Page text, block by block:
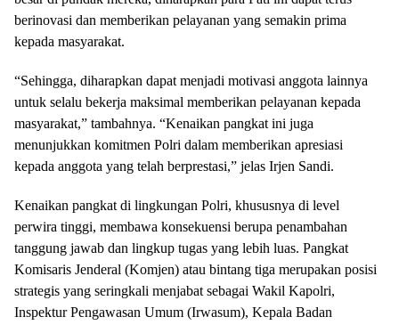
berinovasi dan memberikan pelayanan yang semakin prima
kepada masyarakat.
“Sehingga, diharapkan dapat menjadi motivasi anggota lainnya
untuk selalu bekerja maksimal memberikan pelayanan kepada
masyarakat,” tambahnya. “Kenaikan pangkat ini juga
menunjukkan komitmen Polri dalam memberikan apresiasi
kepada anggota yang telah berprestasi,” jelas Irjen Sandi.
Kenaikan pangkat di lingkungan Polri, khususnya di level
perwira tinggi, membawa konsekuensi berupa penambahan
tanggung jawab dan lingkup tugas yang lebih luas. Pangkat
Komisaris Jenderal (Komjen) atau bintang tiga merupakan posisi
strategis yang seringkali menjabat sebagai Wakil Kapolri,
Inspektur Pengawasan Umum (Irwasum), Kepala Badan